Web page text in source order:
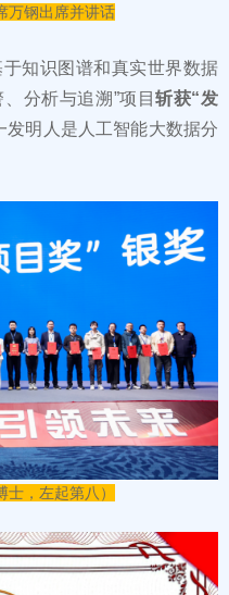
万钢出席并讲话
知识图谱和真实世界数据
分析与追溯”项目斩获“发
发明人是人工智能大数据分
，左起第八）